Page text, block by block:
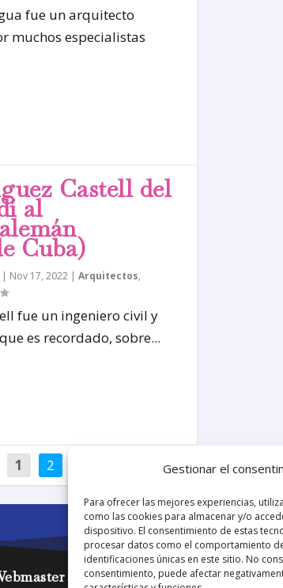
Gestionar el
Para ofrecer las mejores experiencias,
como las cookies para almacenar y/o
dispositivo. El consentimiento de estas
procesar datos como el comportamiento
identificaciones únicas en este sitio. No
consentimiento, puede afectar
fue un arquitecto
muchos especialistas
Castell del
al
Cuba)
| Nov 17, 2022| Arquitectos,
fue un ingeniero civil y
es recordado, sobre...
1 2